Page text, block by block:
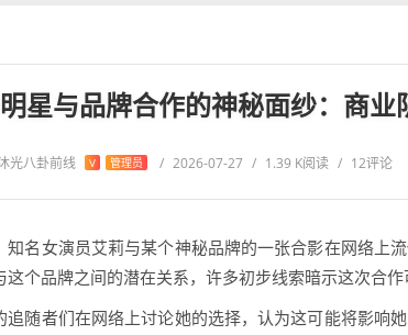
星与品牌合作的神秘面纱：商业
光八卦前线 V 管理员 / 2026-07-27 / 1.39 K阅读 / 12评论
知名女演员艾莉与某个神秘品牌的一张合影在网络上
这个品牌之间的潜在关系，许多初步线索暗示这次合
追随者们在网络上讨论她的选择，认为这可能将影响